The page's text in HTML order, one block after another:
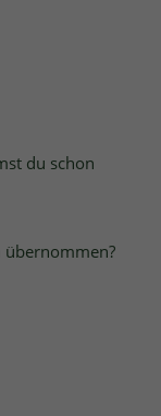
du schon
übernommen?